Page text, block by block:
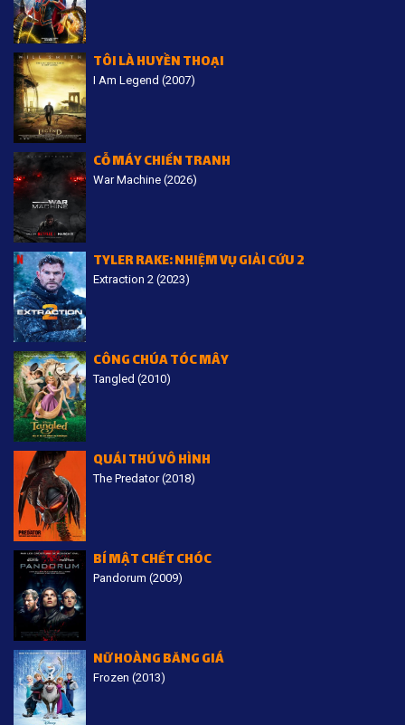
TÔI LÀ HUYỀN THOẠI
I Am Legend (2007)
CỖ MÁY CHIẾN TRANH
War Machine (2026)
TYLER RAKE: NHIỆM VỤ GIẢI CỨU 2
Extraction 2 (2023)
CÔNG CHÚA TÓC MÂY
Tangled (2010)
QUÁI THÚ VÔ HÌNH
The Predator (2018)
BÍ MẬT CHẾT CHÓC
Pandorum (2009)
NỮ HOÀNG BĂNG GIÁ
Frozen (2013)